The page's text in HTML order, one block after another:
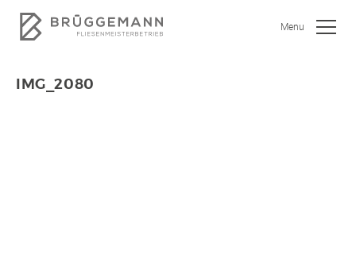
Menu
IMG_2080